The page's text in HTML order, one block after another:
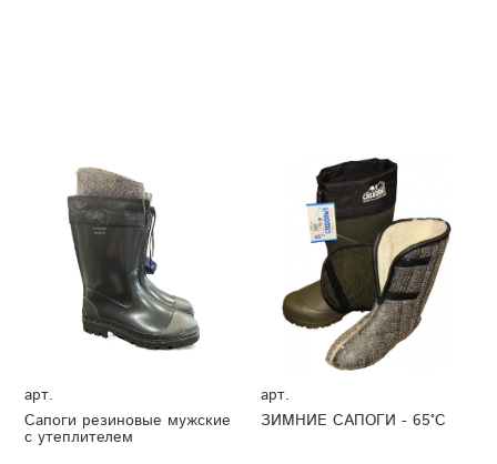
арт.
Сапоги резиновые мужские
с утеплителем
арт.
ЗИМНИЕ САПОГИ - 65°C